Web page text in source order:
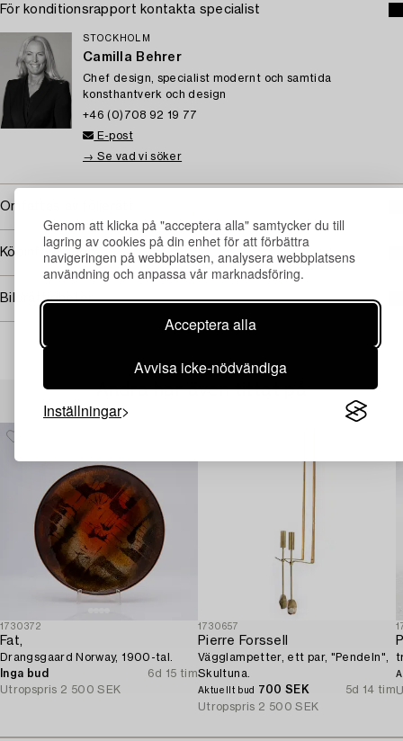
Genom att klicka på "acceptera alla" samtycker du till
lagring av cookies på din enhet för att förbättra
navigeringen på webbplatsen, analysera webbplatsens
användning och anpassa vår marknadsföring.
Acceptera alla
Avvisa icke-nödvändiga
Inställningar
För konditionsrapport kontakta specialist
STOCKHOLM
Camilla Behrer
Chef design, specialist modernt och samtida
konsthantverk och design
+46 (0)708 92 19 77
E-post
→ Se vad vi söker
Omfattas av följerätt
Köpinformation
Bildrättigheter
Andra har även tittat på
1730372
Fat,
Drangsgaard Norway, 1900-tal.
Inga bud
6d 15 tim
Utropspris 2 500 SEK
1730657
Pierre Forssell
Vägglampetter, ett par, "Pendeln",
Skultuna.
Aktuellt bud 700 SEK
5d 14 tim
Utropspris 2 500 SEK